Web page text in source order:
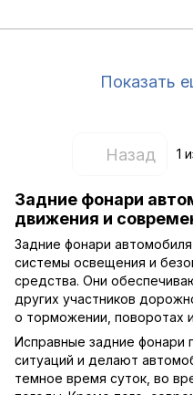
Показать
Назад 1
Задние фонари
движения и
Задние фонари
системы освещения и
средства. Они
других участников
о торможении, поворотах
Исправные задние фонари
ситуаций и делают
темное время суток, во